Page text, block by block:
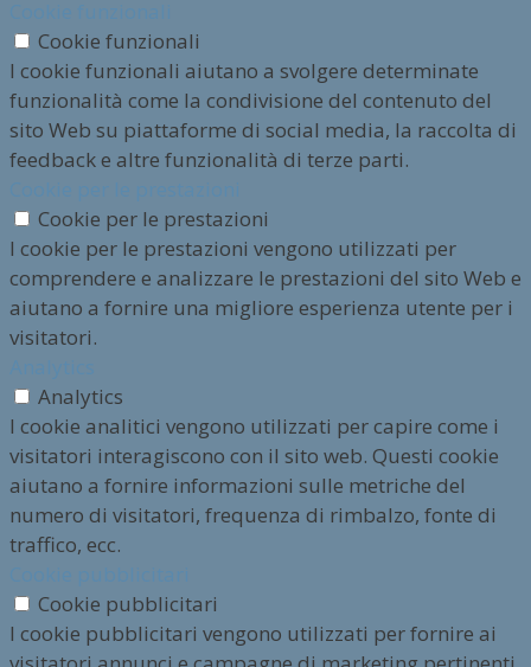
Cookie funzionali
I cookie funzionali aiutano a svolgere determinate
funzionalità come la condivisione del contenuto del
sito Web su piattaforme di social media, la raccolta di
feedback e altre funzionalità di terze parti.
Cookie per le prestazioni
I cookie per le prestazioni vengono utilizzati per
comprendere e analizzare le prestazioni del sito Web e
aiutano a fornire una migliore esperienza utente per i
visitatori.
Analytics
I cookie analitici vengono utilizzati per capire come i
visitatori interagiscono con il sito web. Questi cookie
aiutano a fornire informazioni sulle metriche del
numero di visitatori, frequenza di rimbalzo, fonte di
traffico, ecc.
Cookie pubblicitari
I cookie pubblicitari vengono utilizzati per fornire ai